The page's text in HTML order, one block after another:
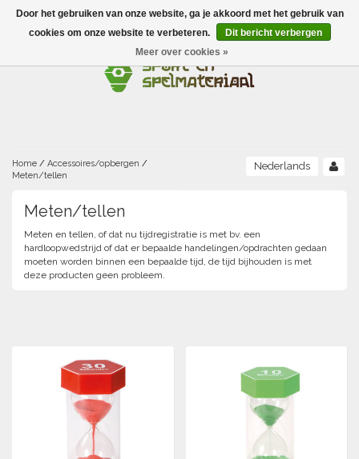
Menu
Foamballen met huid
Foamballen gecoat
Luchtgevulde ballen
Voetballen
Overige speelballen
Bouwen/constructie
Gooien-vangen-werpen
Mikken
Springen
Teamspelen
Buitenspelen
Jongleren-circusmateriaal
Sport- en speldagen
Water en zand
Accessoires/opbergen
Fluiten
Hesjes, banden en lintjes
Pionnen, hoepels en markering
Beweging/motoriek/coördinatie
Fijne motoriek/tastbaar
Grove motoriek/beweging
Sporten A-Z
Atletiek
Bootcamp / hiit
Krachttraining
Sportschool/fysiotherapeut
Thuis trainen
(E)boeken
Home / Accessoires/opbergen /
Meten/tellen
Nederlands
Meten/tellen
Meten en tellen, of dat nu tijdregistratie is met bv. een
hardloopwedstrijd of dat er bepaalde handelingen/opdrachten gedaan
moeten worden binnen een bepaalde tijd, de tijd bijhouden is met
deze producten geen probleem.
Door het gebruiken van onze website, ga je akkoord met het gebruik van
cookies om onze website te verbeteren.
Dit bericht verbergen
Meer over cookies »